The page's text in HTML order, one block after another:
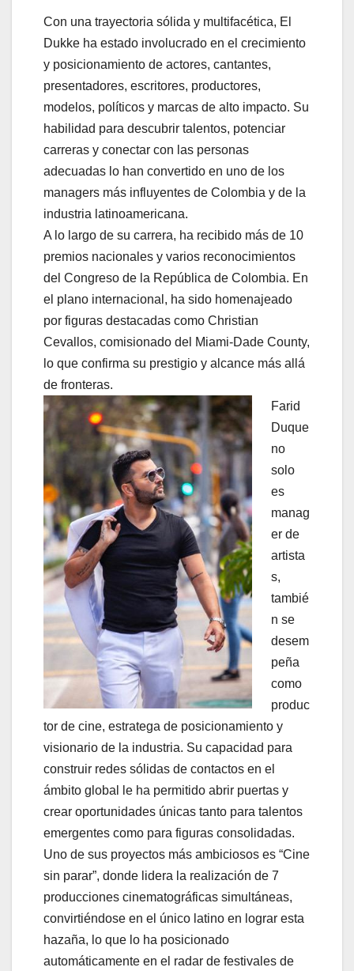
Con una trayectoria sólida y multifacética, El
Dukke ha estado involucrado en el crecimiento
y posicionamiento de actores, cantantes,
presentadores, escritores, productores,
modelos, políticos y marcas de alto impacto. Su
habilidad para descubrir talentos, potenciar
carreras y conectar con las personas
adecuadas lo han convertido en uno de los
managers más influyentes de Colombia y de la
industria latinoamericana.
A lo largo de su carrera, ha recibido más de 10
premios nacionales y varios reconocimientos
del Congreso de la República de Colombia. En
el plano internacional, ha sido homenajeado
por figuras destacadas como Christian
Cevallos, comisionado del Miami-Dade County,
lo que confirma su prestigio y alcance más allá
de fronteras.
Farid
Duque
no
solo
es
manag
er de
artista
s,
tambié
n se
desem
peña
como
produc
tor de cine, estratega de posicionamiento y
visionario de la industria. Su capacidad para
construir redes sólidas de contactos en el
ámbito global le ha permitido abrir puertas y
crear oportunidades únicas tanto para talentos
emergentes como para figuras consolidadas.
Uno de sus proyectos más ambiciosos es “Cine
sin parar”, donde lidera la realización de 7
producciones cinematográficas simultáneas,
convirtiéndose en el único latino en lograr esta
hazaña, lo que lo ha posicionado
automáticamente en el radar de festivales de